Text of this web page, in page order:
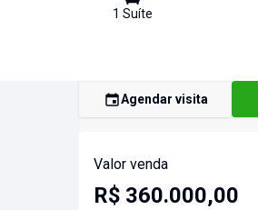
1 Suíte
Agendar visita
Valor venda
R$ 360.000,00